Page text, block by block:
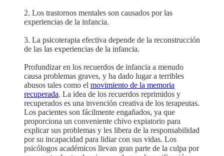
2. Los trastornos mentales son causados por las
experiencias de la infancia.
3. La psicoterapia efectiva depende de la reconstrucción
de las las experiencias de la infancia.
Profundizar en los recuerdos de infancia a menudo
causa problemas graves, y ha dado lugar a terribles
abusos tales como el movimiento de la memoria
recuperada. La idea de los recuerdos reprimidos y
recuperados es una invención creativa de los terapeutas.
Los pacientes son fácilmente engañados, ya que
proporciona un conveniente chivo expiatorio para
explicar sus problemas y les libera de la responsabilidad
por su incapacidad para lidiar con sus vidas. Los
psicólogos académicos llevan gran parte de la culpa por